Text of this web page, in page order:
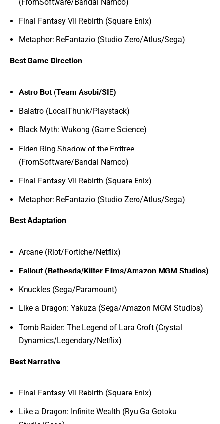
(FromSoftware/Bandai Namco)
Final Fantasy VII Rebirth (Square Enix)
Metaphor: ReFantazio (Studio Zero/Atlus/Sega)
Best Game Direction
Astro Bot (Team Asobi/SIE)
Balatro (LocalThunk/Playstack)
Black Myth: Wukong (Game Science)
Elden Ring Shadow of the Erdtree
(FromSoftware/Bandai Namco)
Final Fantasy VII Rebirth (Square Enix)
Metaphor: ReFantazio (Studio Zero/Atlus/Sega)
Best Adaptation
Arcane (Riot/Fortiche/Netflix)
Fallout (Bethesda/Kilter Films/Amazon MGM Studios)
Knuckles (Sega/Paramount)
Like a Dragon: Yakuza (Sega/Amazon MGM Studios)
Tomb Raider: The Legend of Lara Croft (Crystal
Dynamics/Legendary/Netflix)
Best Narrative
Final Fantasy VII Rebirth (Square Enix)
Like a Dragon: Infinite Wealth (Ryu Ga Gotoku